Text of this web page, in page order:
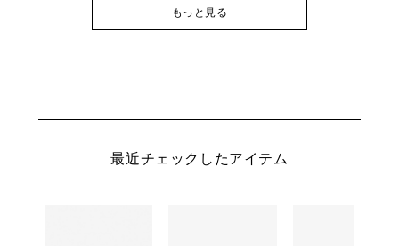
もっと見る
最近チェックしたアイテム